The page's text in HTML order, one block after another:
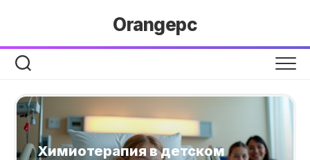
Orangepc
Химиотерапия в детском